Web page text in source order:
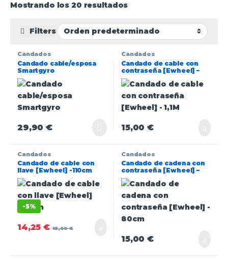
Mostrando los 20 resultados
Filters
Candados
Candado cable/esposa
Smartgyro
29,90€
Candados
Candado de cable con
contraseña [Ewheel] –
1,1M
15,00€
Candados
Candado de cable con
llave [Ewheel] -110cm
-5%
14,25€ 15,00€
Candados
Candado de cadena con
contraseña [Ewheel] –
80cm
15,00€